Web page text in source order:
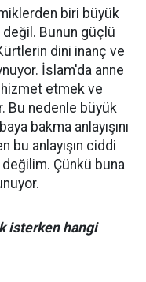
biri büyük
Bunun güçlü
dini inanç ve
İslam'da anne
hizmet etmek ve
Bu nedenle büyük
bakma anlayışını
bu anlayışın ciddi
Çünkü buna
isterken hangi